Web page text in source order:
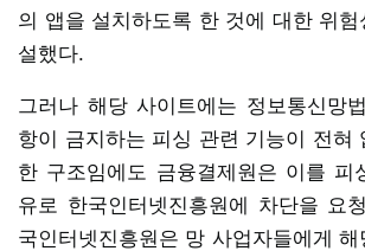
의 앱을 설치하도록 한 것에 대한 위험
설했다.
그러나 해당 사이트에는 정보통신망
항이 금지하는 피싱 관련 기능이 전혀
한 구조임에도 금융결제원은 이를 피
유로 한국인터넷진흥원에 차단을 요
국인터넷진흥원은 망 사업자들에게